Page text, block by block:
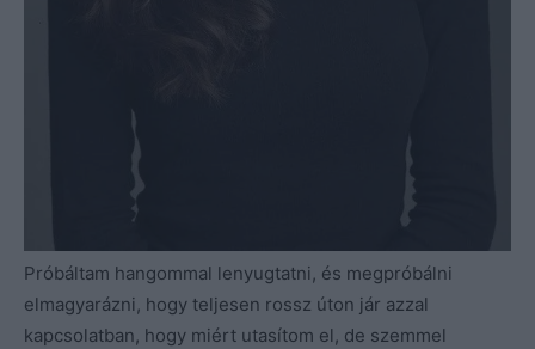
Próbáltam hangommal lenyugtatni, és megpróbálni
elmagyarázni, hogy teljesen rossz úton jár azzal
kapcsolatban, hogy miért utasítom el, de szemmel